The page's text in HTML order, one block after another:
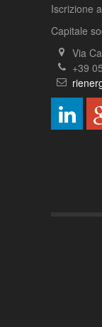
Iscrizione
Capitale
Via
+39